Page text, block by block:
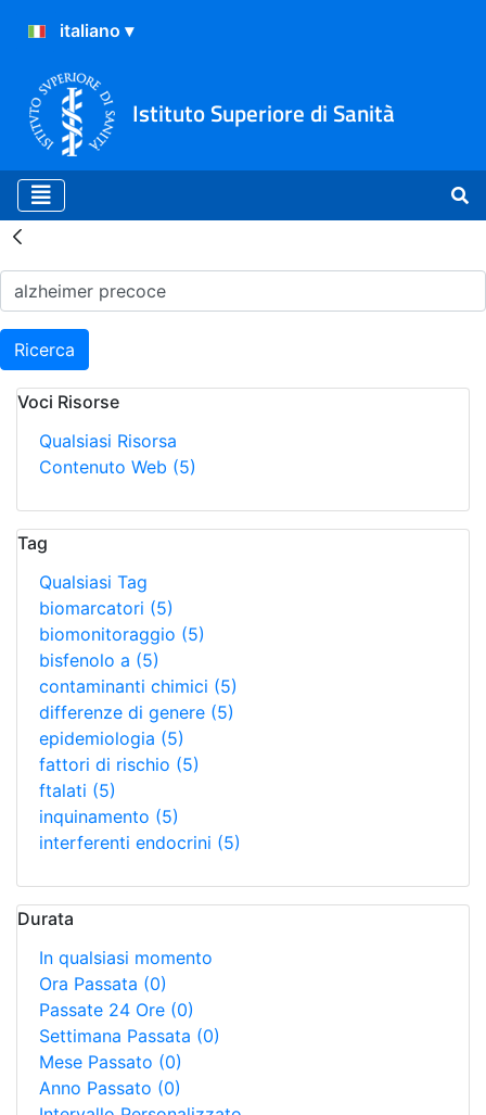
Istituto Superiore di Sanità
Risultati della Ricerca -
Ricerca
Voci Risorse
Qualsiasi Risorsa
Contenuto Web (5)
Tag
Qualsiasi Tag
biomarcatori (5)
biomonitoraggio (5)
bisfenolo a (5)
contaminanti chimici (5)
differenze di genere (5)
epidemiologia (5)
fattori di rischio (5)
ftalati (5)
inquinamento (5)
interferenti endocrini (5)
Durata
In qualsiasi momento
Ora Passata (0)
Passate 24 Ore (0)
Settimana Passata (0)
Mese Passato (0)
Anno Passato (0)